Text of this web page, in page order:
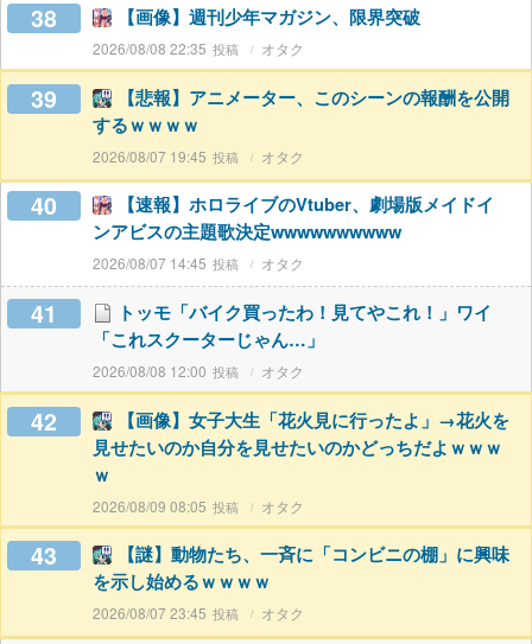
38 【画像】週刊少年マガジン、限界突破
2026/08/08 22:35 オタク
39
【悲報】アニメーター、このシーンの報酬を公開
するｗｗｗｗ
2026/08/07 19:45 オタク
40
【速報】ホロライブのVtuber、劇場版メイドイ
ンアビスの主題歌決定wwwwwwwwww
2026/08/07 14:45 オタク
41
トッモ「バイク買ったわ！見てやこれ！」ワイ
「これスクーターじゃん…」
2026/08/08 12:00 オタク
42
【画像】女子大生「花火見に行ったよ」→花火を
見せたいのか自分を見せたいのかどっちだよｗｗｗ
ｗ
2026/08/09 08:05 オタク
43
【謎】動物たち、一斉に「コンビニの棚」に興味
を示し始めるｗｗｗｗ
2026/08/07 23:45 オタク